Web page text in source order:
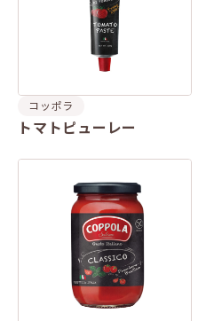
コッポラ
トマトピューレー